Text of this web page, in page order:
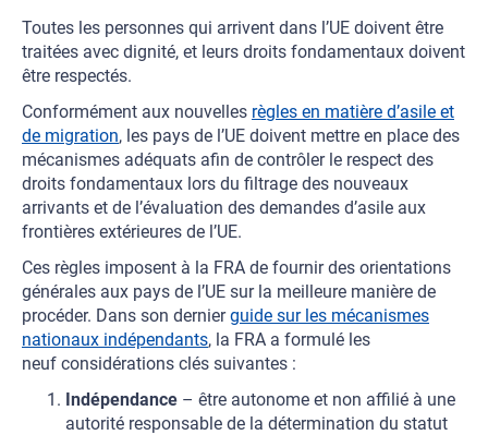
Toutes les personnes qui arrivent dans l’UE doivent être
traitées avec dignité, et leurs droits fondamentaux doivent
être respectés.
Conformément aux nouvelles règles en matière d’asile et
de migration, les pays de l’UE doivent mettre en place des
mécanismes adéquats afin de contrôler le respect des
droits fondamentaux lors du filtrage des nouveaux
arrivants et de l’évaluation des demandes d’asile aux
frontières extérieures de l’UE.
Ces règles imposent à la FRA de fournir des orientations
générales aux pays de l’UE sur la meilleure manière de
procéder. Dans son dernierguide sur les mécanismes
nationaux indépendants, la FRA a formulé les
neuf considérations clés suivantes :
Indépendance – être autonome et non affilié à une
autorité responsable de la détermination du statut